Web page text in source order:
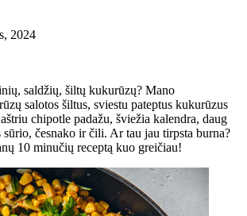
2024
saldžių, šiltų kukurūzų? Mano
salotos šiltus, sviestu pateptus kukurūzus
chipotle padažu, šviežia kalendra, daug
sūrio, česnako ir čili. Ar tau jau tirpsta burna?
10 minučių receptą kuo greičiau!